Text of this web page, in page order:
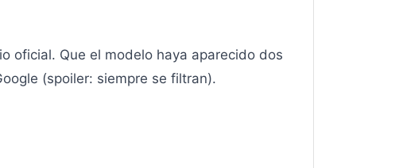
oficial. Que el modelo haya aparecido dos
(spoiler: siempre se filtran).